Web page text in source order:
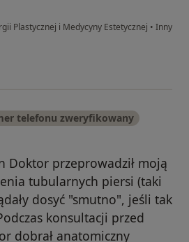
Plastycznej i Medycyny Estetycznej • Inny
SP
telefonu zweryfikowany
Doktor przeprowadził moją
tubularnych piersi (taki
dosyć "smutno", jeśli tak
konsultacji przed
dobrał anatomiczny